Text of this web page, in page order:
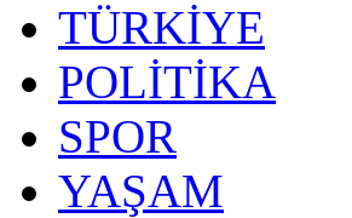
TÜRKİYE
POLİTİKA
SPOR
YAŞAM